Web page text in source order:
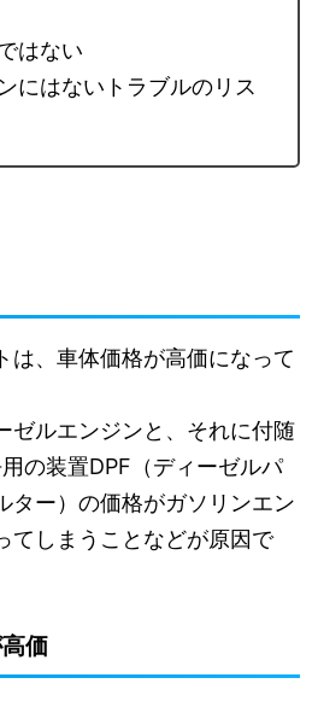
はない
にはないトラブルのリス
は、車体価格が高価になって
ゼルエンジンと、それに付随
の装置DPF（ディーゼルパ
ター）の価格がガソリンエン
てしまうことなどが原因で
価